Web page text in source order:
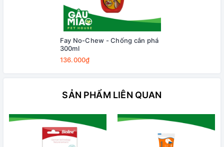
Fay No-Chew - Chống cắn phá
300ml
136.000₫
SẢN PHẨM LIÊN QUAN